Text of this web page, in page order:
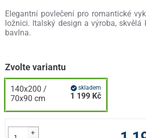
Elegantní povlečení pro romantické
ložnici. Italský design a výroba, skvělá
bavlna.
Zvolte variantu
140x200 /
70x90 cm
skladem
1 199 Kč
+